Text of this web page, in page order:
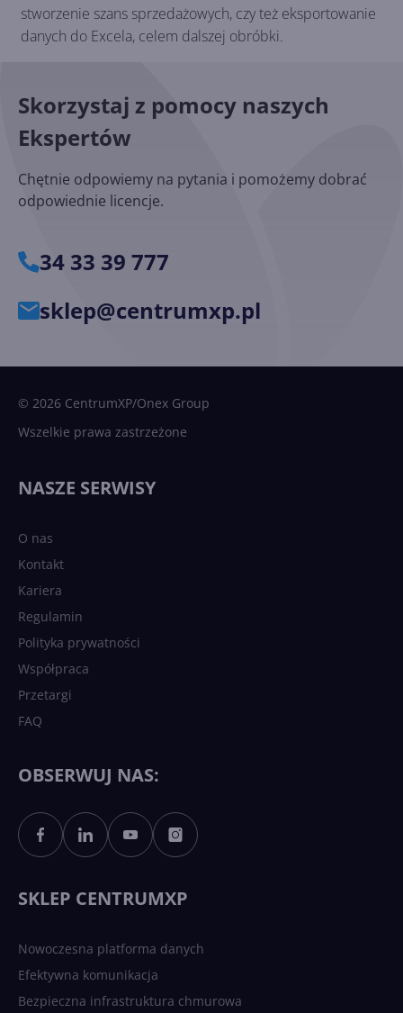
stworzenie szans sprzedażowych, czy też eksportowanie
danych do Excela, celem dalszej obróbki.
Skorzystaj z pomocy naszych
Ekspertów
Chętnie odpowiemy na pytania i pomożemy dobrać
odpowiednie licencje.
34 33 39 777
sklep@centrumxp.pl
© 2026 CentrumXP/Onex Group
Wszelkie prawa zastrzeżone
NASZE SERWISY
O nas
Kontakt
Kariera
Regulamin
Polityka prywatności
Współpraca
Przetargi
FAQ
OBSERWUJ NAS:
SKLEP CENTRUMXP
Nowoczesna platforma danych
Efektywna komunikacja
Bezpieczna infrastruktura chmurowa